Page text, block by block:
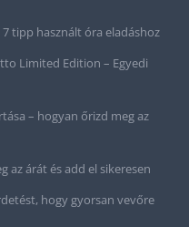
tipp használt óra eladáshoz
Limited Edition – Egyedi
– hogyan őrizd meg az
az árát és add el sikeresen
hogy gyorsan vevőre